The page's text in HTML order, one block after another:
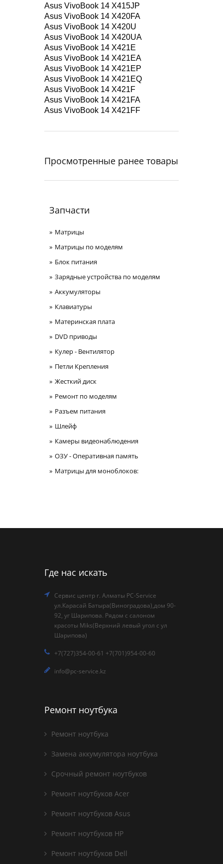
Asus VivoBook 14 X415JP
Asus VivoBook 14 X420FA
Asus VivoBook 14 X420U
Asus VivoBook 14 X420UA
Asus VivoBook 14 X421E
Asus VivoBook 14 X421EA
Asus VivoBook 14 X421EP
Asus VivoBook 14 X421EQ
Asus VivoBook 14 X421F
Asus VivoBook 14 X421FA
Asus VivoBook 14 X421FF
Просмотренные ранее товары
Запчасти
Матрицы
Матрицы по моделям
Блок питания
Зарядные устройства по моделям
Аккумуляторы
Клавиатуры
Материнская плата
DVD приводы
Кулер - Вентилятор
Петли Крепления
Жесткий диск
Ремонт по моделям
Разъем питания
Шлейф
Камеры видеонаблюдения
ОЗУ - Оперативная память
Матрицы для моноблоков:
Где нас искать
Сервис центр г. Алматы PC-Service
ул.Карасай Батыра(Виноградова),дом 90-
92, уг Шарипова. Рядом с салоном
красоты Miks(Верхний левый угол с ул
Шарипова)
+7(727)354-00-61 +7(701)954-00-60
info@pc-service.kz
Ремонт ноутбука
Ремонт ноутбука
Замена аккумулятора ноутбука
Срочный ремонт ноутбуков
Ремонт ноутбуков Acer
Ремонт ноутбуков Asus
Ремонт ноутбуков HP
Ремонт ноутбуков Dell